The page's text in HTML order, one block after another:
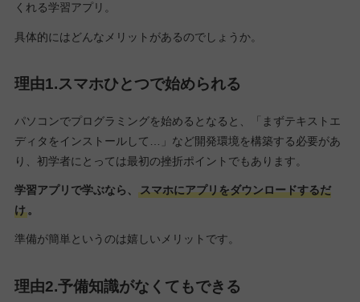
くれる学習アプリ。
具体的にはどんなメリットがあるのでしょうか。
理由1.スマホひとつで始められる
パソコンでプログラミングを始めるとなると、「まずテキストエ
ディタをインストールして…」など開発環境を構築する必要があ
り、初学者にとっては最初の挫折ポイントでもあります。
学習アプリで学ぶなら、
スマホにアプリをダウンロードするだ
け。
準備が簡単というのは嬉しいメリットです。
理由2.予備知識がなくてもできる